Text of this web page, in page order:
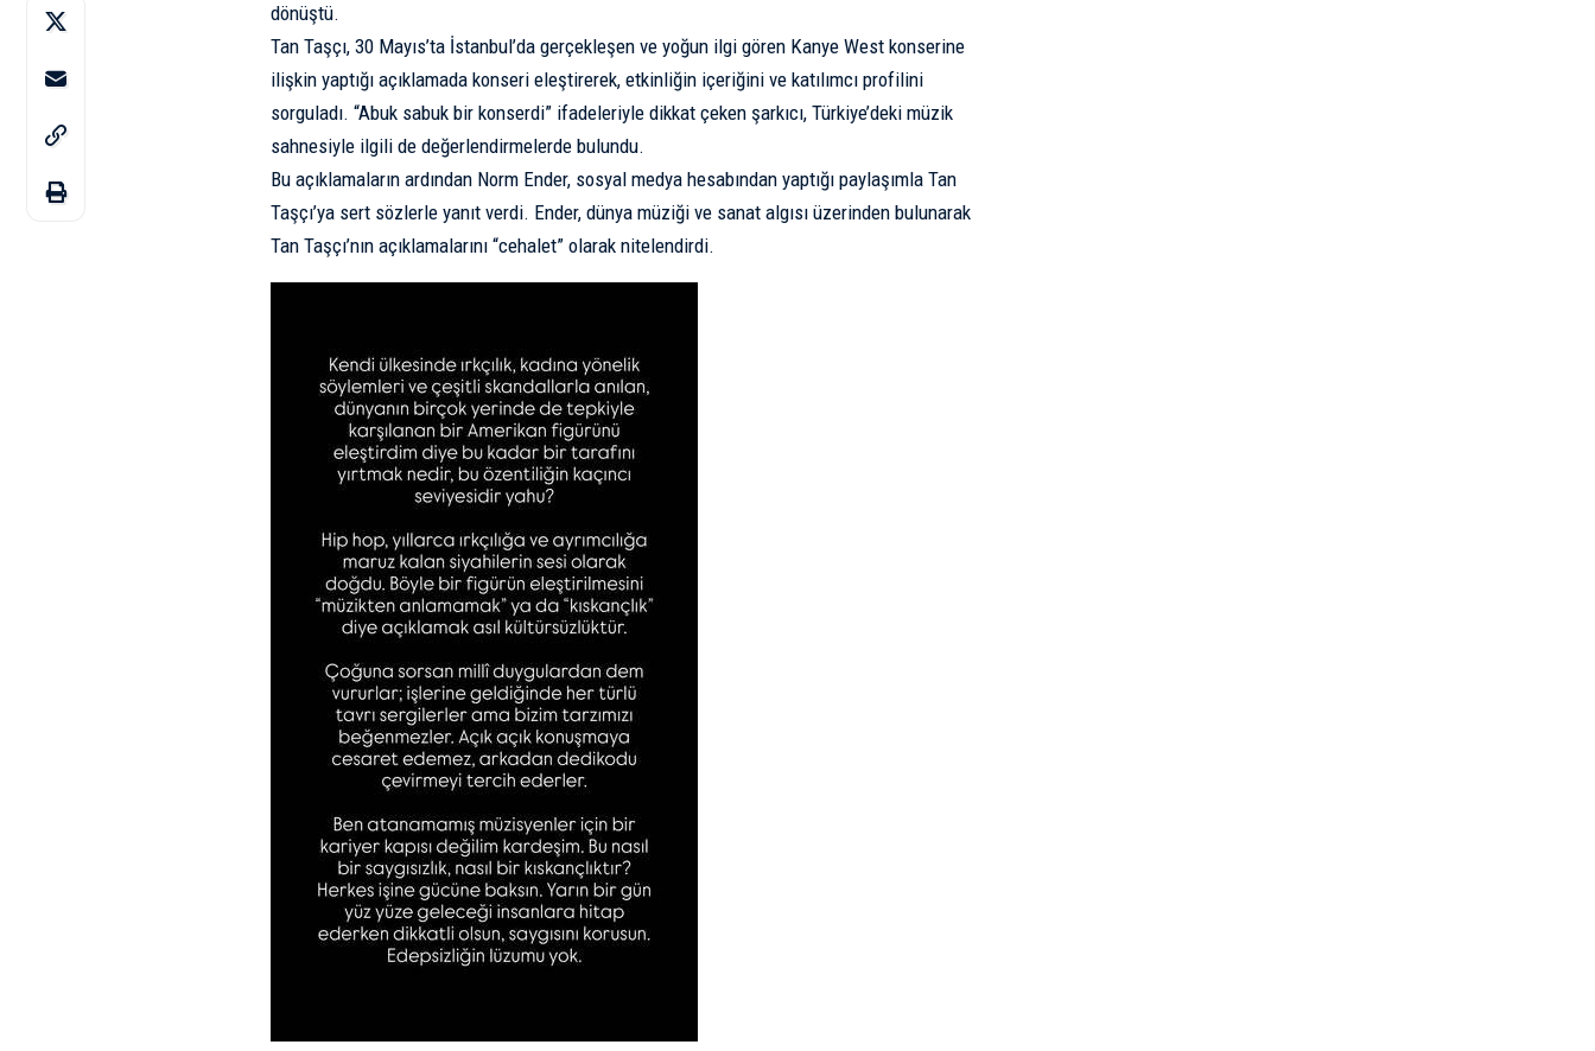
dönüştü.
Tan Taşçı, 30 Mayıs’ta İstanbul’da gerçekleşen ve yoğun ilgi gören Kanye West konserine
ilişkin yaptığı açıklamada konseri eleştirerek, etkinliğin içeriğini ve katılımcı profilini
sorguladı. “Abuk sabuk bir konserdi” ifadeleriyle dikkat çeken şarkıcı, Türkiye’deki müzik
sahnesiyle ilgili de değerlendirmelerde bulundu.
Bu açıklamaların ardından Norm Ender, sosyal medya hesabından yaptığı paylaşımla Tan
Taşçı’ya sert sözlerle yanıt verdi. Ender, dünya müziği ve sanat algısı üzerinden bulunarak
Tan Taşçı’nın açıklamalarını “cehalet” olarak nitelendirdi.